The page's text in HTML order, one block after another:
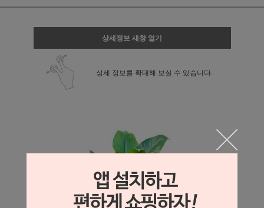
상세정보 새창 열기
상세 정보를 확대해 보실 수 있습니다.